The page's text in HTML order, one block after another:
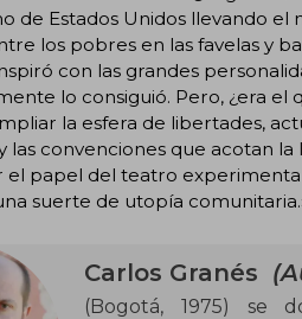
de Estados Unidos llevando
los pobres en las favelas y
con las grandes
lo consiguió. Pero, ¿era el
la esfera de libertades,
las convenciones que acotan la
papel del teatro
suerte de utopía
Carlos Granés
(Bogotá, 1975) se